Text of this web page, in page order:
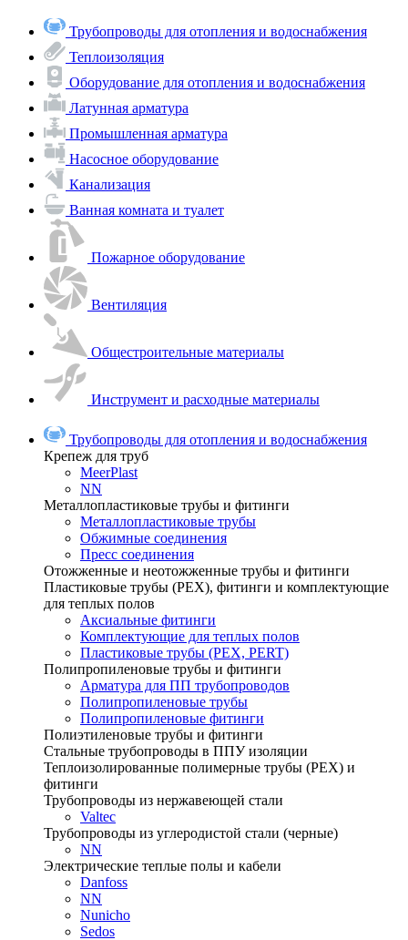
Трубопроводы для отопления и водоснабжения
Теплоизоляция
Оборудование для отопления и водоснабжения
Латунная арматура
Промышленная арматура
Насосное оборудование
Канализация
Ванная комната и туалет
Пожарное оборудование
Вентиляция
Общестроительные материалы
Инструмент и расходные материалы
Трубопроводы для отопления и водоснабжения
Крепеж для труб
MeerPlast
NN
Металлопластиковые трубы и фитинги
Металлопластиковые трубы
Обжимные соединения
Пресс соединения
Отожженные и неотожженные трубы и фитинги
Пластиковые трубы (РЕХ), фитинги и комплектующие
для теплых полов
Аксиальные фитинги
Комплектующие для теплых полов
Пластиковые трубы (РЕХ, PERT)
Полипропиленовые трубы и фитинги
Арматура для ПП трубопроводов
Полипропиленовые трубы
Полипропиленовые фитинги
Полиэтиленовые трубы и фитинги
Стальные трубопроводы в ППУ изоляции
Теплоизолированные полимерные трубы (РЕХ) и
фитинги
Трубопроводы из нержавеющей стали
Valtec
Трубопроводы из углеродистой стали (черные)
NN
Электрические теплые полы и кабели
Danfoss
NN
Nunicho
Sedos